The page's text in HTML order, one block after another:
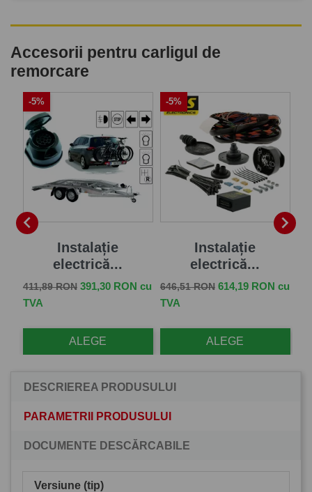
Accesorii pentru carligul de
remorcare

Instalație
electrică...
Pret de baza
411,89 RON Pret
391,30 RON cu
TVA
ALEGE
-5%
Instalație
electrică...
Pret de baza
646,51 RON Pret
614,19 RON cu
TVA
ALEGE
-5%

DESCRIEREA PRODUSULUI
PARAMETRII PRODUSULUI
DOCUMENTE DESCĂRCABILE
Versiune (tip)